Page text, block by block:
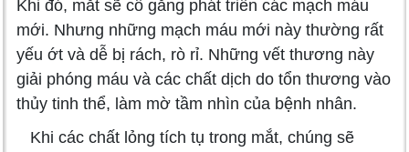
Khi đó, mắt sẽ cố gắng phát triển các mạch máu
mới. Nhưng những mạch máu mới này thường rất
yếu ớt và dễ bị rách, rò rỉ. Những vết thương này
giải phóng máu và các chất dịch do tổn thương vào
thủy tinh thể, làm mờ tầm nhìn của bệnh nhân.
Khi các chất lỏng tích tụ trong mắt, chúng sẽ